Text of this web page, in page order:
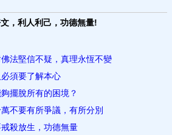
，利人利己，功德無量!
法堅信不疑，真理永恆不變
須要了解本心
擺脫所有的困境？
不要有所爭議，有所分別
殺放生，功德無量